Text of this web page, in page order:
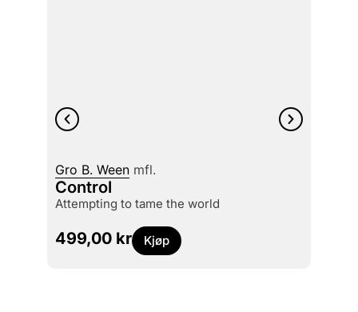
Gro B. Weenmfl.
Control
attempting to tame the world
499,00 kr Kjøp